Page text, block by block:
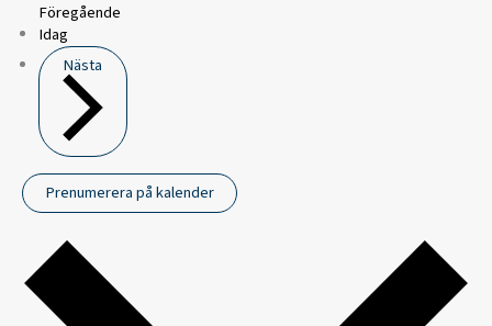
Föregående
Idag
Nästa
Prenumerera på kalender